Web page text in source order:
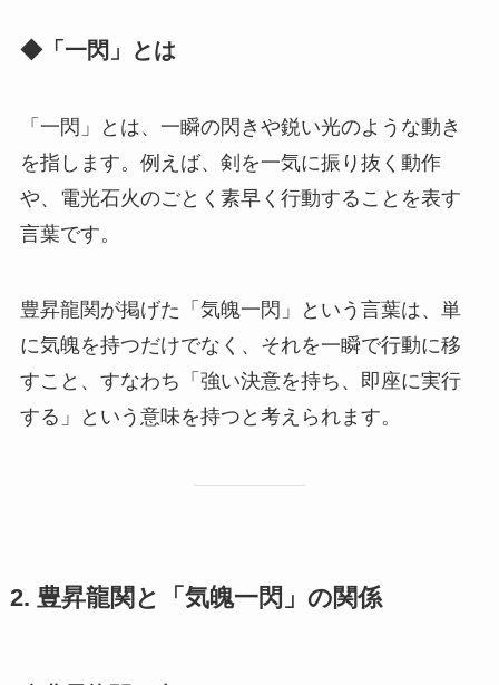
◆「一閃」とは
「一閃」とは、一瞬の閃きや鋭い光のような動き
を指します。例えば、剣を一気に振り抜く動作
や、電光石火のごとく素早く行動することを表す
言葉です。
豊昇龍関が掲げた「気魄一閃」という言葉は、単
に気魄を持つだけでなく、それを一瞬で行動に移
すこと、すなわち「強い決意を持ち、即座に実行
する」という意味を持つと考えられます。
2. 豊昇龍関と「気魄一閃」の関係